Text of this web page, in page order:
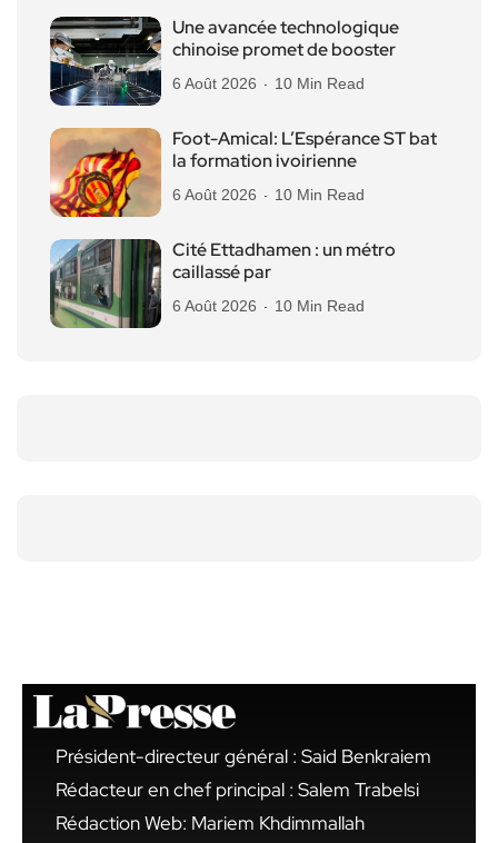
Une avancée technologique
chinoise promet de booster
6 Août 2026 10 Min Read
Foot-Amical: L’Espérance ST bat
la formation ivoirienne
6 Août 2026 10 Min Read
Cité Ettadhamen : un métro
caillassé par
6 Août 2026 10 Min Read
Président-directeur général : Said Benkraiem
Rédacteur en chef principal : Salem Trabelsi
Rédaction Web: Mariem Khdimmallah